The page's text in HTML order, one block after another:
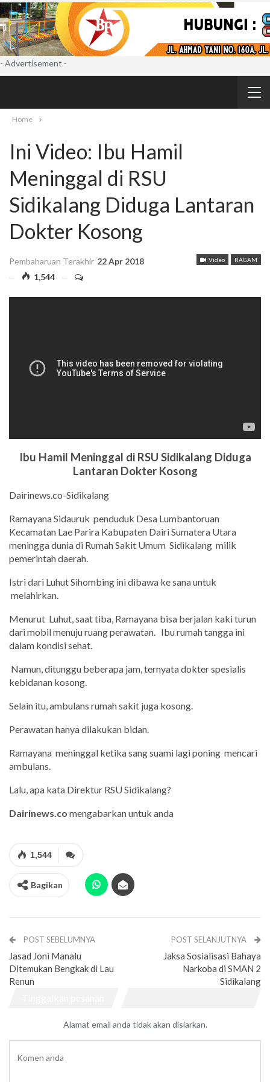
- Advertisement -
Home
Ini Video: Ibu Hamil
Meninggal di RSU
Sidikalang Diduga Lantaran
Dokter Kosong
Video RAGAM
Pembaharuan Terakhir 22 Apr 2018
1,544
Ibu Hamil Meninggal di RSU Sidikalang Diduga
Lantaran Dokter Kosong
Dairinews.co-Sidikalang
Ramayana Sidauruk penduduk Desa Lumbantoruan
Kecamatan Lae Parira Kabupaten Dairi Sumatera Utara
meningga dunia di Rumah Sakit Umum Sidikalang milik
pemerintah daerah.
Istri dari Luhut Sihombing ini dibawa ke sana untuk
melahirkan.
Menurut Luhut, saat tiba, Ramayana bisa berjalan kaki turun
dari mobil menuju ruang perawatan. Ibu rumah tangga ini
dalam kondisi sehat.
Namun, ditunggu beberapa jam, ternyata dokter spesialis
kebidanan kosong.
Selain itu, ambulans rumah sakit juga kosong.
Perawatan hanya dilakukan bidan.
Ramayana meninggal ketika sang suami lagi poning mencari
ambulans.
Lalu, apa kata Direktur RSU Sidikalang?
Dairinews.co mengabarkan untuk anda
1,544
Bagikan
POST SEBELUMNYA
Jasad Joni Manalu
Ditemukan Bengkak di Lau
Renun
POST SELANJUTNYA
Jaksa Sosialisasi Bahaya
Narkoba di SMAN 2
Sidikalang
Alamat email anda tidak akan disiarkan.